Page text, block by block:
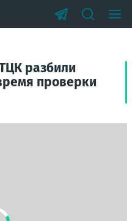
разбили
проверки